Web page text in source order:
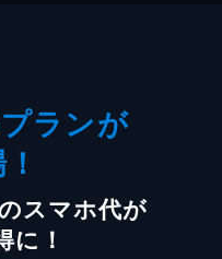
ランが
スマホ代が
に！